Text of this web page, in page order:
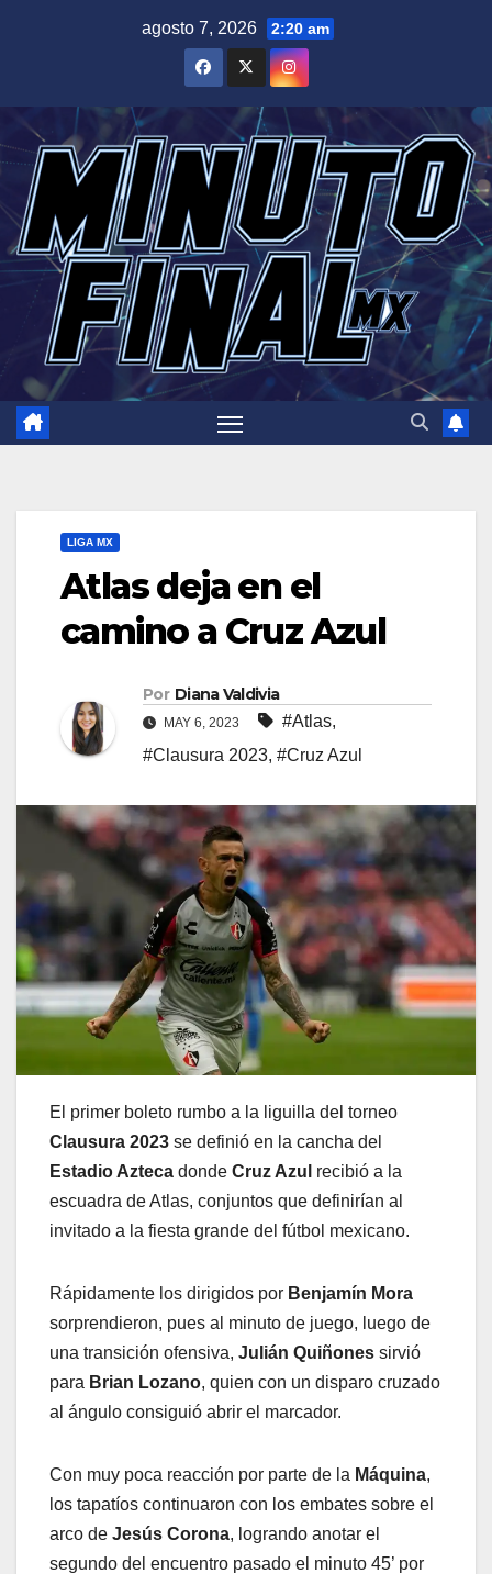
agosto 7, 2026 2:20 am
LIGA MX
Atlas deja en el
camino a Cruz Azul
Por Diana Valdivia
MAY 6, 2023 #Atlas,
#Clausura 2023, #Cruz Azul
El primer boleto rumbo a la liguilla del torneo
Clausura 2023 se definió en la cancha del
Estadio Azteca donde Cruz Azul recibió a la
escuadra de Atlas, conjuntos que definirían al
invitado a la fiesta grande del fútbol mexicano.
Rápidamente los dirigidos por Benjamín Mora
sorprendieron, pues al minuto de juego, luego de
una transición ofensiva, Julián Quiñones sirvió
para Brian Lozano, quien con un disparo cruzado
al ángulo consiguió abrir el marcador.
Con muy poca reacción por parte de la Máquina,
los tapatíos continuaron con los embates sobre el
arco de Jesús Corona, logrando anotar el
segundo del encuentro pasado el minuto 45’ por